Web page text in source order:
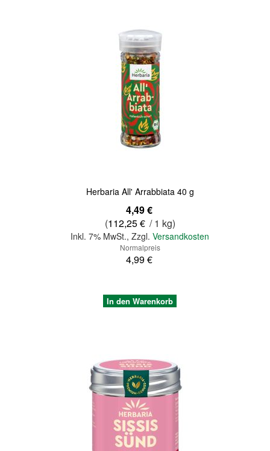
Herbaria All' Arrabbiata 40 g
4,49 €
(112,25 € / 1 kg)
Inkl. 7% MwSt.,Zzgl.Versandkosten
Normalpreis
4,99 €
In den Warenkorb